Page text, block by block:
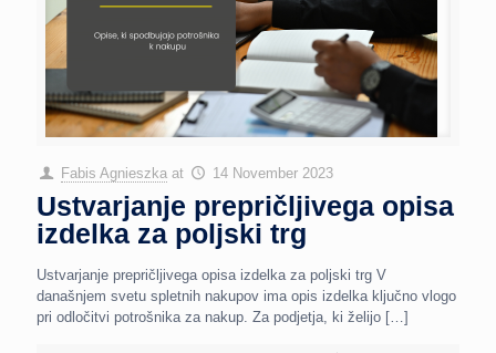
Fabis Agnieszka at 14 November 2023
Ustvarjanje prepričljivega opisa
izdelka za poljski trg
Ustvarjanje prepričljivega opisa izdelka za poljski trg V
današnjem svetu spletnih nakupov ima opis izdelka ključno vlogo
pri odločitvi potrošnika za nakup. Za podjetja, ki želijo […]